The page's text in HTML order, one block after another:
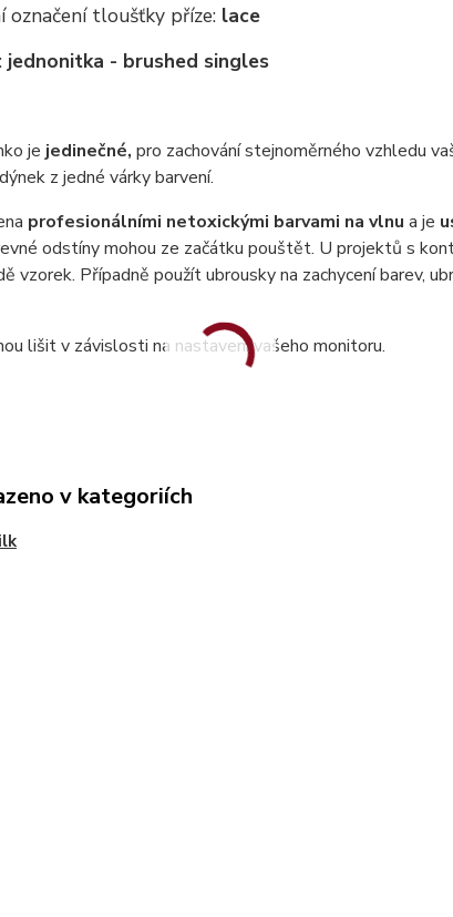
označení tloušťky příze: lace
jednonitka - brushed singles
je jedinečné, pro zachování stejnoměrného vzhledu
z jedné várky barvení.
profesionálními netoxickými barvami na vlnu a je
odstíny mohou ze začátku pouštět. U projektů s
vzorek. Případně použít ubrousky na zachycení barev,
lišit v závislosti na nastavení vašeho monitoru.
v kategoriích